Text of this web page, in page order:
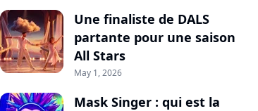
Une finaliste de DALS
partante pour une saison
All Stars
May 1, 2026
Mask Singer : qui est la